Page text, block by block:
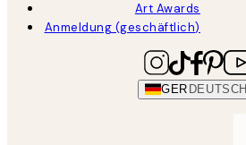
Art Awards
Anmeldung (geschäftlich)
GER DEUTSCH